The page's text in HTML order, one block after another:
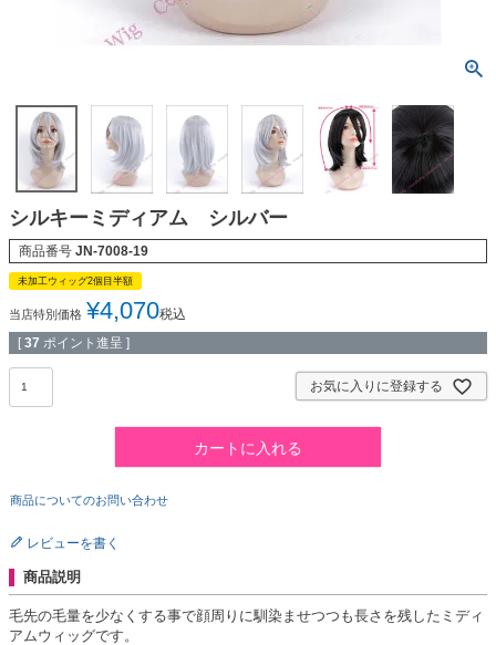
シルキーミディアム シルバー
商品番号 JN-7008-19
未加工ウィッグ2個目半額
当店特別価格 ¥4,070税込
[ 37 ポイント進呈 ]
お気に入りに登録する
カートに入れる
商品についてのお問い合わせ
レビューを書く
商品説明
毛先の毛量を少なくする事で顔周りに馴染ませつつも長さを残したミディ
アムウィッグです。